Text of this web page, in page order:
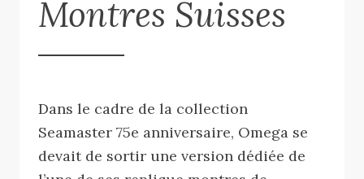
Montres Suisses
Dans le cadre de la collection
Seamaster 75e anniversaire, Omega se
devait de sortir une version dédiée de